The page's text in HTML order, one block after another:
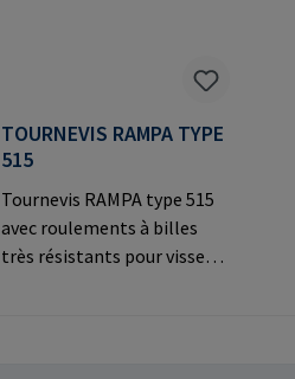
TOURNEVIS RAMPA TYPE
515
Tournevis RAMPA type 515
avec roulements à billes
très résistants pour visser